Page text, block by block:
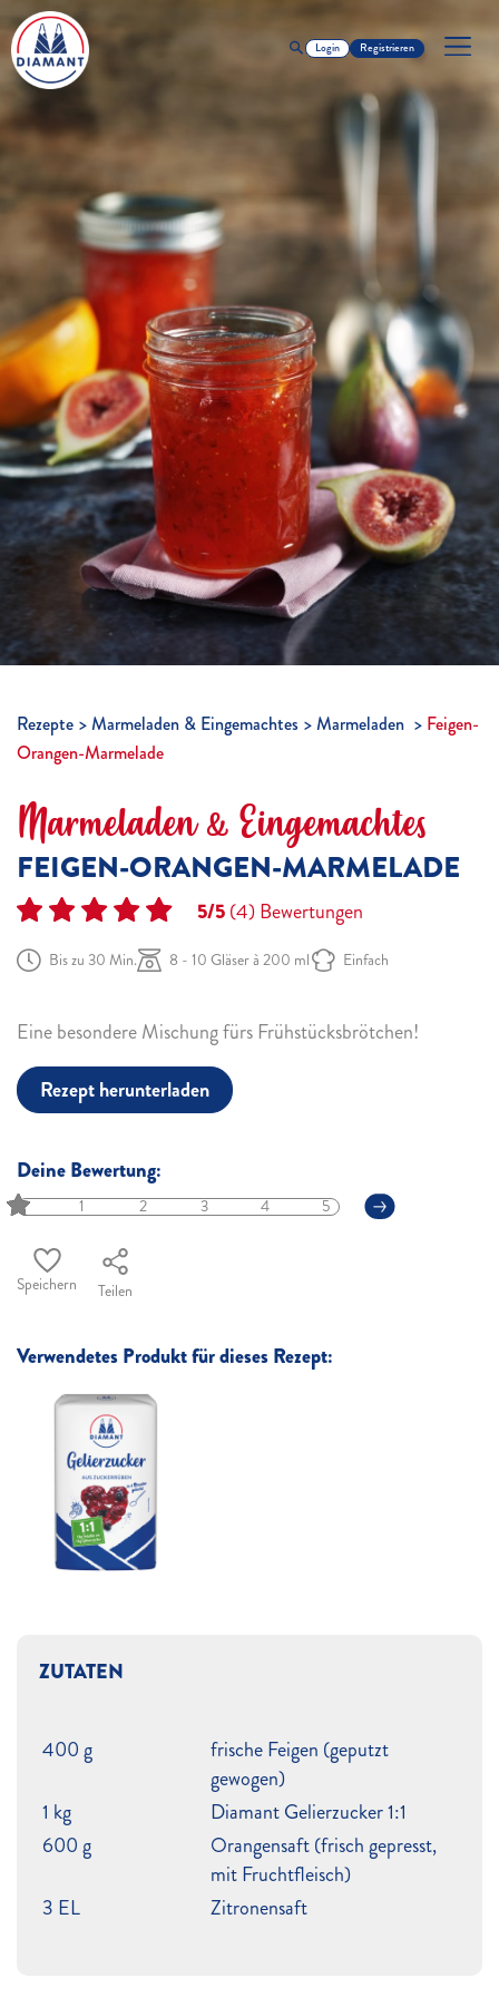
Login Registrieren
Rezepte Marmeladen & Eingemachtes Marmeladen
Feigen-
Orangen-Marmelade
Marmeladen & Eingemachtes
FEIGEN-ORANGEN-MARMELADE
5/5(4)Bewertungen
Bis zu 30 Min. 8 - 10 Gläser à 200 ml Einfach
Eine besondere Mischung fürs Frühstücksbrötchen!
Rezept herunterladen
Deine Bewertung:
1 2 3 4 5
Speichern Teilen
Verwendetes Produkt für dieses Rezept:
ZUTATEN
400 g
frische Feigen (geputzt
gewogen)
1 kg
Diamant Gelierzucker 1:1
600 g
Orangensaft (frisch gepresst,
mit Fruchtfleisch)
3 EL
Zitronensaft